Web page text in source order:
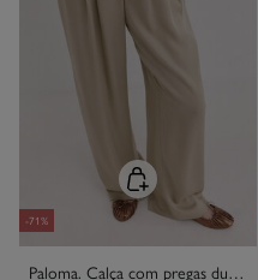
-71%
Paloma. Calça com pregas duplas